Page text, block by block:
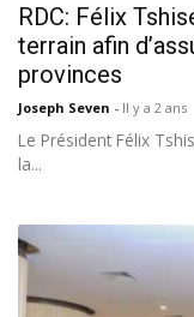
RDC: Félix
terrain afin
provinces
Joseph Seven - Il y a 2 ans
Le Président Félix
la...